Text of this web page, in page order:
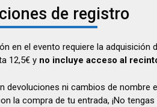
de registro
en el evento requiere la adquisición
12,5€ y no incluye acceso al
devoluciones ni cambios de nombre
la compra de tu entrada, ¡No